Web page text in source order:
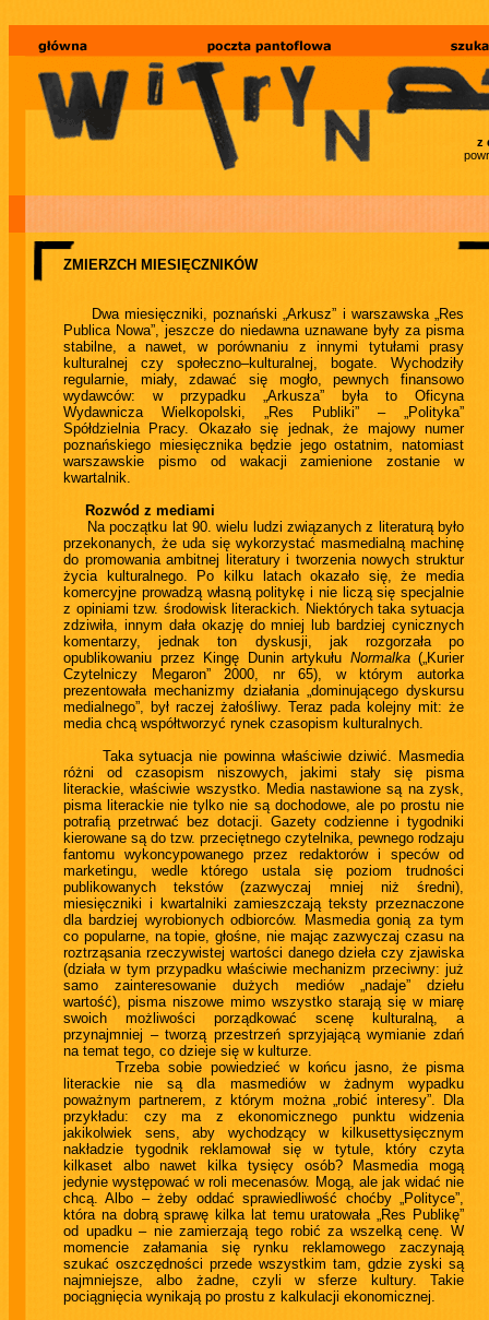
z
ZMIERZCH MIESIĘCZNIKÓW
Dwa miesięczniki, poznański „Arkusz” i warszawska „Res
Publica Nowa”, jeszcze do niedawna uznawane były za pisma
stabilne, a nawet, w porównaniu z innymi tytułami prasy
kulturalnej czy społeczno–kulturalnej, bogate. Wychodziły
regularnie, miały, zdawać się mogło, pewnych finansowo
wydawców: w przypadku „Arkusza” była to Oficyna
Wydawnicza Wielkopolski, „Res Publiki” – „Polityka”
Spółdzielnia Pracy. Okazało się jednak, że majowy numer
poznańskiego miesięcznika będzie jego ostatnim, natomiast
warszawskie pismo od wakacji zamienione zostanie w
kwartalnik.
Rozwód z mediami
Na początku lat 90. wielu ludzi związanych z literaturą było
przekonanych, że uda się wykorzystać masmedialną machinę
do promowania ambitnej literatury i tworzenia nowych struktur
życia kulturalnego. Po kilku latach okazało się, że media
komercyjne prowadzą własną politykę i nie liczą się specjalnie
z opiniami tzw. środowisk literackich. Niektórych taka sytuacja
zdziwiła, innym dała okazję do mniej lub bardziej cynicznych
komentarzy, jednak ton dyskusji, jak rozgorzała po
opublikowaniu przez Kingę Dunin artykułu Normalka(„Kurier
Czytelniczy Megaron” 2000, nr 65), w którym autorka
prezentowała mechanizmy działania „dominującego dyskursu
medialnego”, był raczej żałośliwy. Teraz pada kolejny mit: że
media chcą współtworzyć rynek czasopism kulturalnych.
Taka sytuacja nie powinna właściwie dziwić. Masmedia
różni od czasopism niszowych, jakimi stały się pisma
literackie, właściwie wszystko. Media nastawione są na zysk,
pisma literackie nie tylko nie są dochodowe, ale po prostu nie
potrafią przetrwać bez dotacji. Gazety codzienne i tygodniki
kierowane są do tzw. przeciętnego czytelnika, pewnego rodzaju
fantomu wykoncypowanego przez redaktorów i speców od
marketingu, wedle którego ustala się poziom trudności
publikowanych tekstów (zazwyczaj mniej niż średni),
miesięczniki i kwartalniki zamieszczają teksty przeznaczone
dla bardziej wyrobionych odbiorców. Masmedia gonią za tym
co popularne, na topie, głośne, nie mając zazwyczaj czasu na
roztrząsania rzeczywistej wartości danego dzieła czy zjawiska
(działa w tym przypadku właściwie mechanizm przeciwny: już
samo zainteresowanie dużych mediów „nadaje” dziełu
wartość), pisma niszowe mimo wszystko starają się w miarę
swoich możliwości porządkować scenę kulturalną, a
przynajmniej – tworzą przestrzeń sprzyjającą wymianie zdań
na temat tego, co dzieje się w kulturze.
Trzeba sobie powiedzieć w końcu jasno, że pisma
literackie nie są dla masmediów w żadnym wypadku
poważnym partnerem, z którym można „robić interesy”. Dla
przykładu: czy ma z ekonomicznego punktu widzenia
jakikolwiek sens, aby wychodzący w kilkusettysięcznym
nakładzie tygodnik reklamował się w tytule, który czyta
kilkaset albo nawet kilka tysięcy osób? Masmedia mogą
jedynie występować w roli mecenasów. Mogą, ale jak widać nie
chcą. Albo – żeby oddać sprawiedliwość choćby „Polityce”,
która na dobrą sprawę kilka lat temu uratowała „Res Publikę”
od upadku – nie zamierzają tego robić za wszelką cenę. W
momencie załamania się rynku reklamowego zaczynają
szukać oszczędności przede wszystkim tam, gdzie zyski są
najmniejsze, albo żadne, czyli w sferze kultury. Takie
pociągnięcia wynikają po prostu z kalkulacji ekonomicznej.